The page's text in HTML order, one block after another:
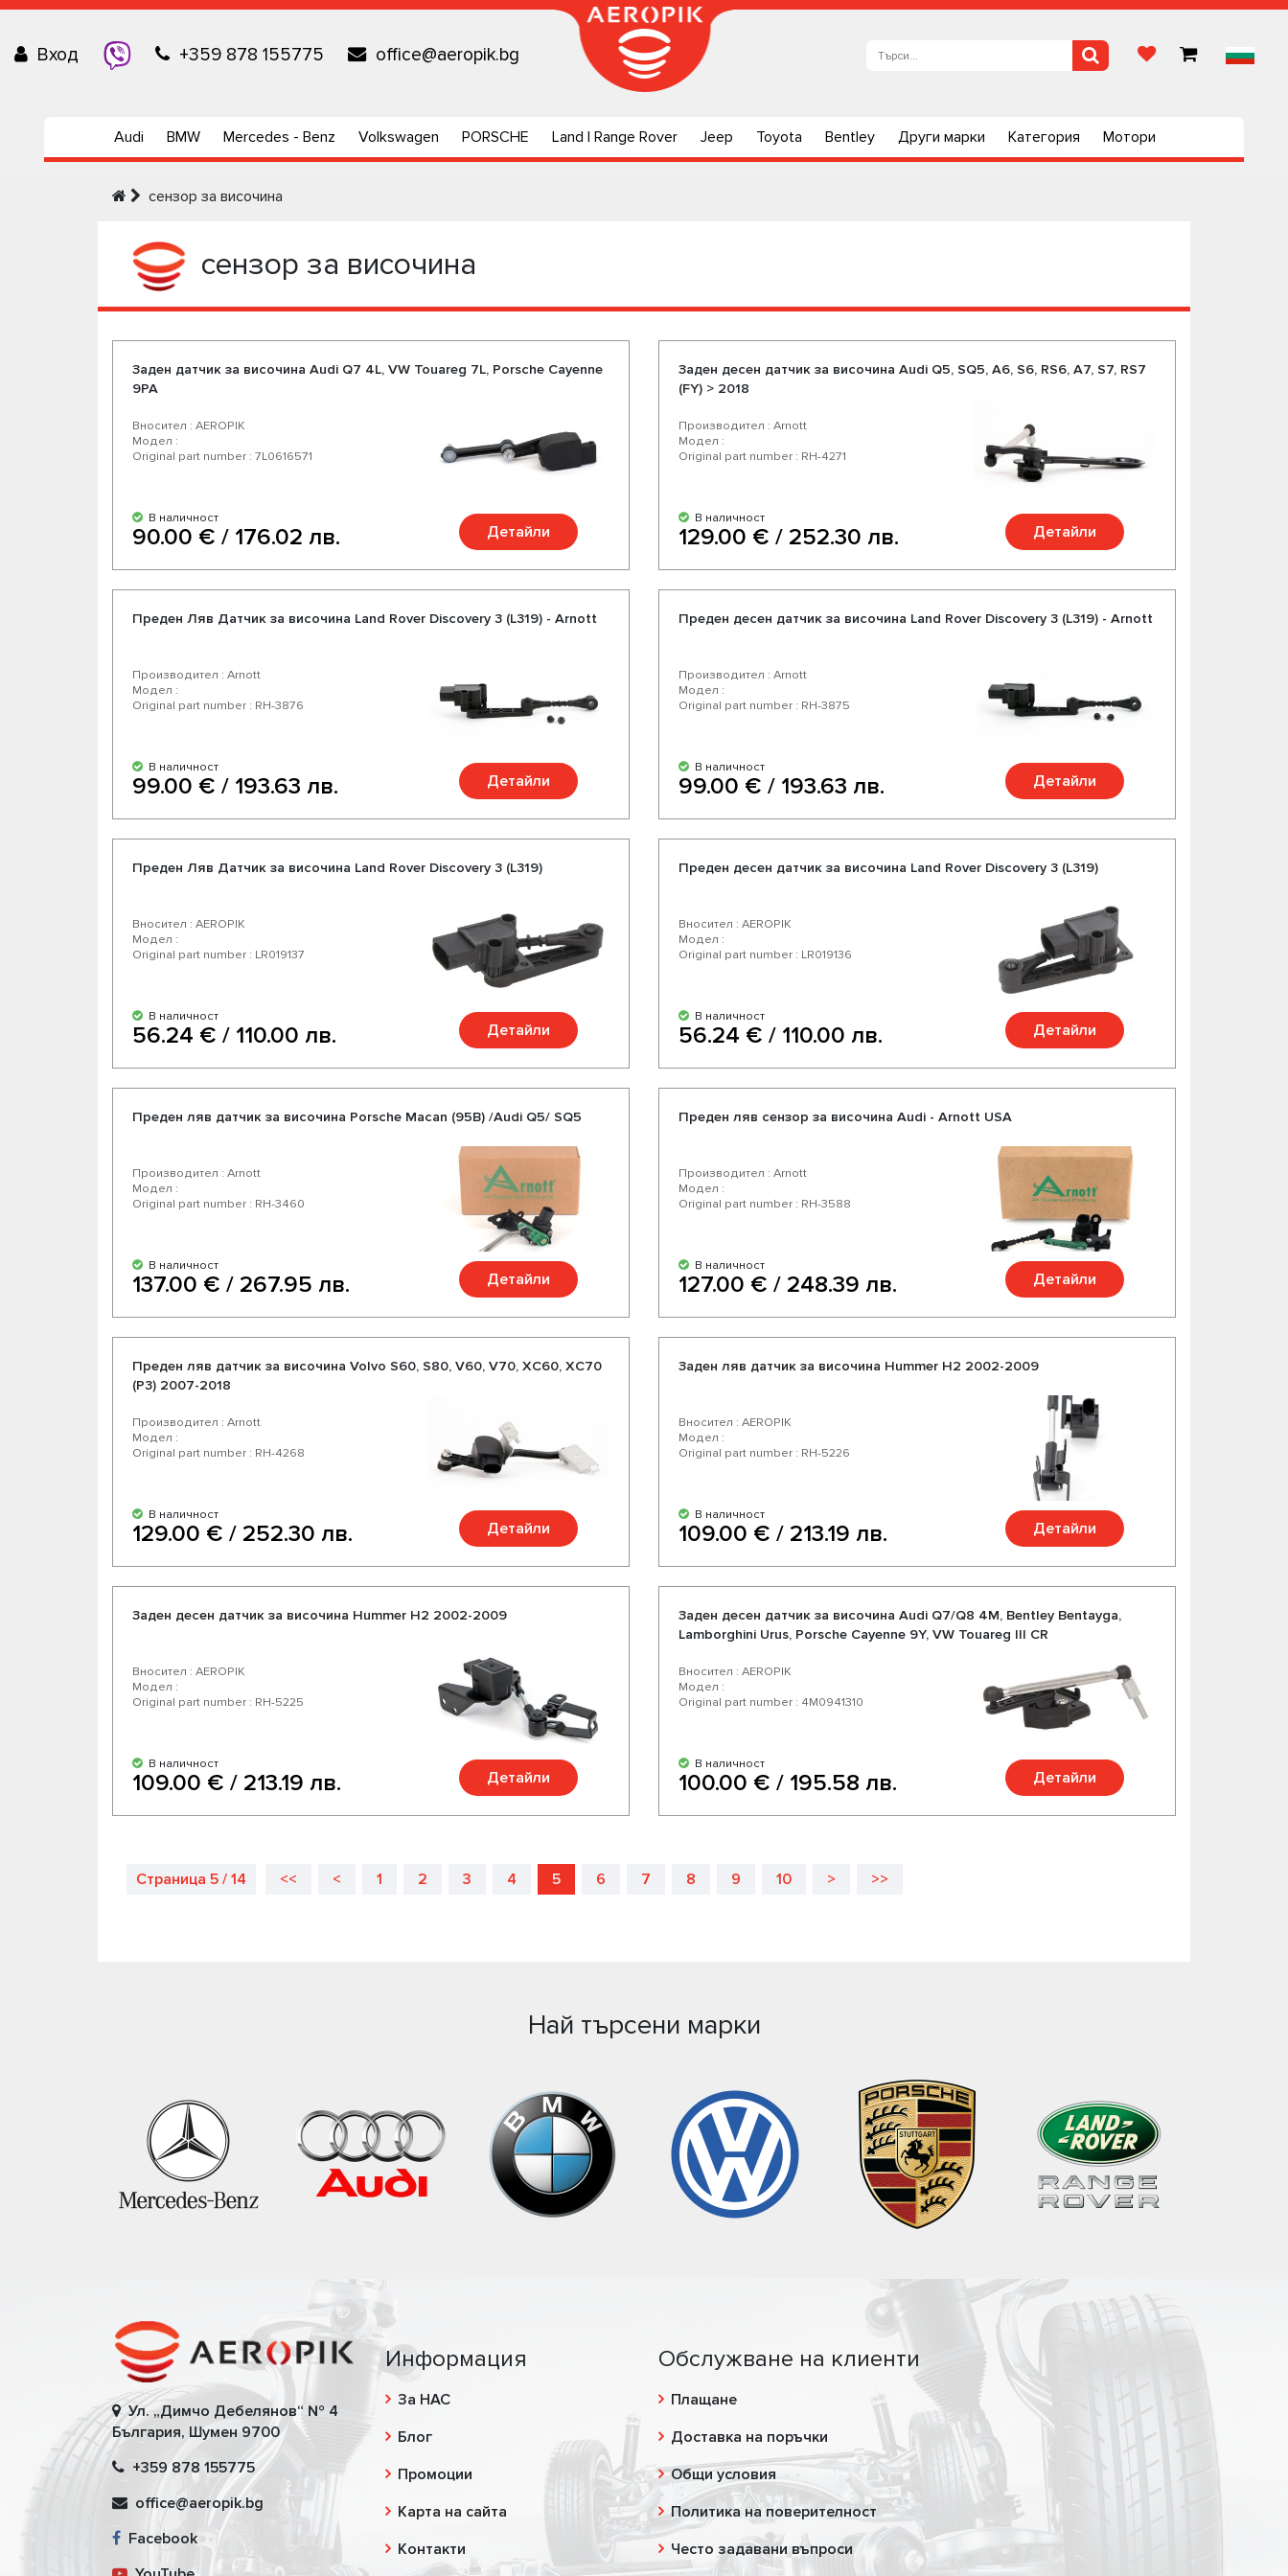
Вход +359 878 155775 office@aeropik.bg
Audi BMW Mercedes - Benz Volkswagen PORSCHE Land | Range Rover Jeep Toyota Bentley Други марки Категория Мотори
сензор за височина
сензор за височина
Заден датчик за височина Audi Q7 4L, VW Touareg 7L, Porsche Cayenne
9PA
Вносител : AEROPIK
Модел :
Original part number : 7L0616571
В наличност
90.00 € / 176.02 лв. Детайли
Заден десен датчик за височина Audi Q5, SQ5, A6, S6, RS6, A7, S7, RS7
(FY) > 2018
Производител : Arnott
Модел :
Original part number : RH-4271
В наличност
129.00 € / 252.30 лв. Детайли
Преден Ляв Датчик за височина Land Rover Discovery 3 (L319) - Arnott
Производител : Arnott
Модел :
Original part number : RH-3876
В наличност
99.00 € / 193.63 лв. Детайли
Преден десен датчик за височина Land Rover Discovery 3 (L319) - Arnott
Производител : Arnott
Модел :
Original part number : RH-3875
В наличност
99.00 € / 193.63 лв. Детайли
Преден Ляв Датчик за височина Land Rover Discovery 3 (L319)
Вносител : AEROPIK
Модел :
Original part number : LR019137
В наличност
56.24 € / 110.00 лв. Детайли
Преден десен датчик за височина Land Rover Discovery 3 (L319)
Вносител : AEROPIK
Модел :
Original part number : LR019136
В наличност
56.24 € / 110.00 лв. Детайли
Преден ляв датчик за височина Porsche Macan (95B) /Audi Q5/ SQ5
Производител : Arnott
Модел :
Original part number : RH-3460
В наличност
137.00 € / 267.95 лв. Детайли
Преден ляв сензор за височина Audi - Arnott USA
Производител : Arnott
Модел :
Original part number : RH-3588
В наличност
127.00 € / 248.39 лв. Детайли
Преден ляв датчик за височина Volvo S60, S80, V60, V70, XC60, XC70
(P3) 2007-2018
Производител : Arnott
Модел :
Original part number : RH-4268
В наличност
129.00 € / 252.30 лв. Детайли
Заден ляв датчик за височина Hummer H2 2002-2009
Вносител : AEROPIK
Модел :
Original part number : RH-5226
В наличност
109.00 € / 213.19 лв. Детайли
Заден десен датчик за височина Hummer H2 2002-2009
Вносител : AEROPIK
Модел :
Original part number : RH-5225
В наличност
109.00 € / 213.19 лв. Детайли
Заден десен датчик за височина Audi Q7/Q8 4M, Bentley Bentayga,
Lamborghini Urus, Porsche Cayenne 9Y, VW Touareg III CR
Вносител : AEROPIK
Модел :
Original part number : 4M0941310
В наличност
100.00 € / 195.58 лв. Детайли
Страница 5 / 14 << < 1 2 3 4 5 6 7 8 9 10 > >>
Най търсени марки
Ул. „Димчо Дебелянов“ № 4
България, Шумен 9700
+359 878 155775
office@aeropik.bg
Facebook
Информация
За НАС
Блог
Промоции
Карта на сайта
Контакти
Обслужване на клиенти
Плащане
Доставка на поръчки
Общи условия
Политика на поверителност
Често задавани въпроси